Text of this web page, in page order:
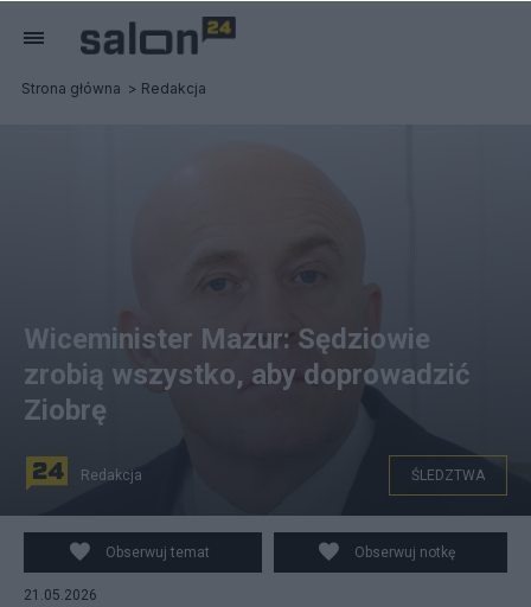
Strona główna Redakcja
Wiceminister Mazur: Sędziowie
zrobią wszystko, aby doprowadzić
Ziobrę
Redakcja ŚLEDZTWA
Obserwuj temat Obserwuj notkę
21.05.2026